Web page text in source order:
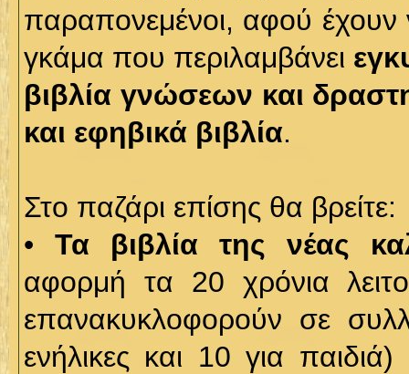
παραπονεμένοι, αφού έχουν
γκάμα που περιλαμβάνει
βιβλία γνώσεων και
και εφηβικά βιβλία.
Στο παζάρι επίσης θα βρείτε:
• Τα βιβλία της νέας
αφορμή τα 20 χρόνια
επανακυκλοφορούν σε
ενήλικες και 10 για